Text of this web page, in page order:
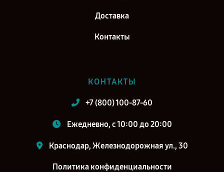
Доставка
Контакты
КОНТАКТЫ
+7 (800) 100-87-60
Ежедневно, с 10:00 до 20:00
Краснодар, Железнодорожная ул., 30
Политика конфиденциальности